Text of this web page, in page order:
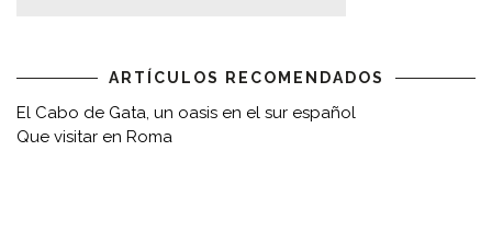
ARTÍCULOS RECOMENDADOS
El Cabo de Gata, un oasis en el sur español
Que visitar en Roma